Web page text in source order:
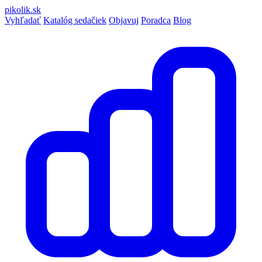
pikolik.sk
Vyhľadať Katalóg sedačiek Objavuj Poradca Blog